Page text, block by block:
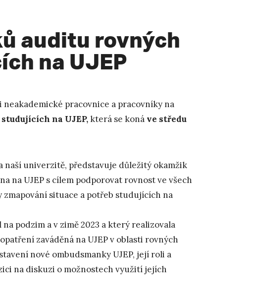
auditu rovných
na UJEP
pracovnice a pracovníky na
na UJEP,která se koná ve středu
naší univerzitě, představuje důležitý okamžik
na UJEP s cílem podporovat rovnost ve všech
zmapování situace a potřeb studujících na
podzim a v zimě 2023 a který realizovala
zaváděná na UJEP v oblasti rovných
nové ombudsmanky UJEP, její roli a
na diskuzi o možnostech využití jejích